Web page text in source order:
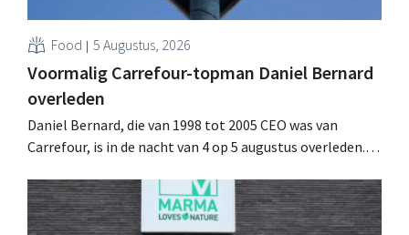
Food 5 Augustus, 2026
Voormalig Carrefour-topman Daniel Bernard
overleden
Daniel Bernard, die van 1998 tot 2005 CEO was van
Carrefour, is in de nacht van 4 op 5 augustus overleden.
retailer, realiseerde de fusie met Promodès en nam
toenmalig Belgisch marktleider GB over.